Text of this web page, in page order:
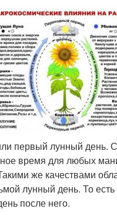
первый лунный день.
время для любых
же качествами
лунный день. То
после него.